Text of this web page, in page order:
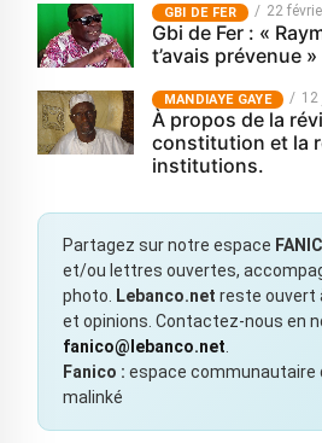
GBI DE FER 22
Gbi de Fer : «
t’avais prévenue »
MANDIAYE GAYE 12
À propos de la
constitution et la
institutions.
Partagez sur notre espace
et/ou lettres ouvertes,
photo.
Lebanco.net reste ouvert
et opinions. Contactez-nous en
fanico@lebanco.net
Fanico : espace communautaire
malinké